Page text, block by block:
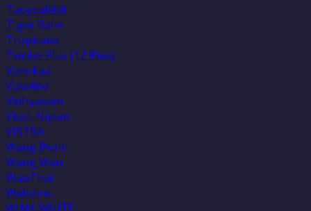
Taoyeablok
Tiger Balm
Tropicana
Twelve Plus (12 Plus)
Vanekaa
Vaseline
Vidhyasom
Viset-Niyom
VISTRA
Wang Prom
Wang Wan
WanThai
Watsons
WINK WHITE